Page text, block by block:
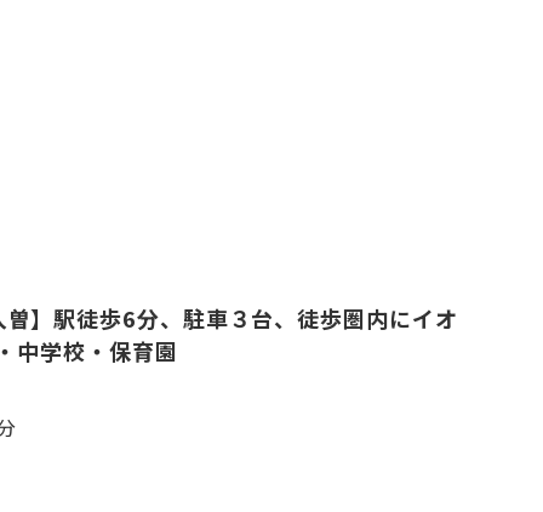
駅徒歩6分、駐車３台、徒歩圏内にイオ
中学校・保育園